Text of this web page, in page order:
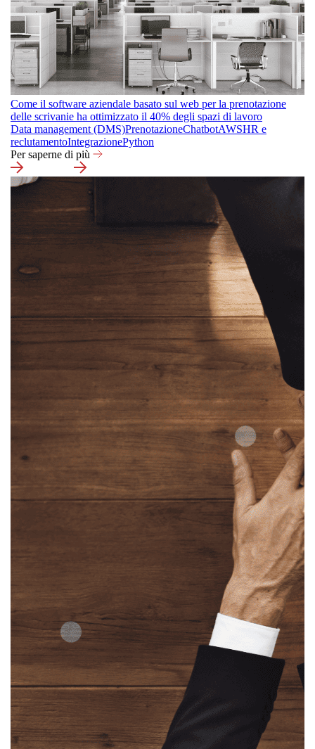
Come il software aziendale basato sul web per la prenotazione
delle scrivanie ha ottimizzato il 40% degli spazi di lavoro
Data management (DMS)PrenotazioneChatbotAWSHR e
reclutamentoIntegrazionePython
Per saperne di più